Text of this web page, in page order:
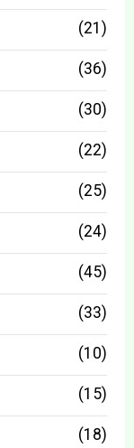
(21)
(36)
(30)
(22)
(25)
(24)
(45)
(33)
(10)
(15)
(18)